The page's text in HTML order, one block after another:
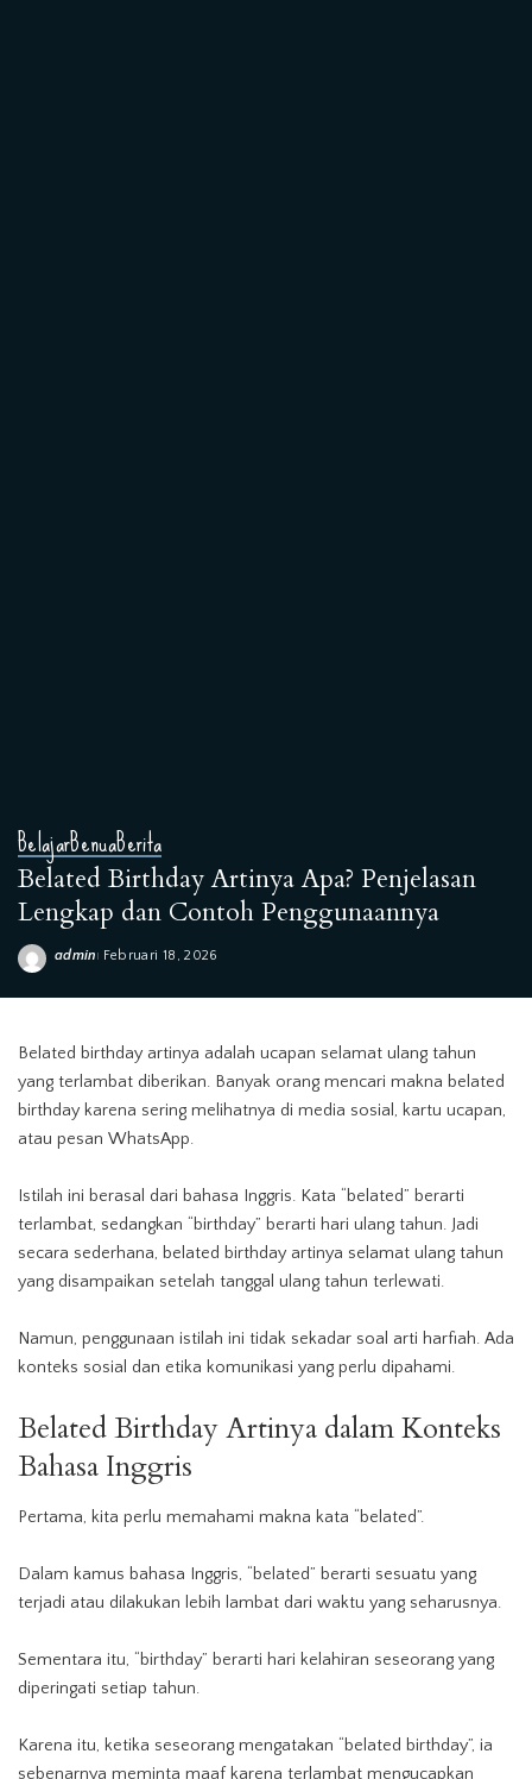
BelajarBenuaBerita
Belated Birthday Artinya Apa? Penjelasan
Lengkap dan Contoh Penggunaannya
Posted
admin Februari 18, 2026
Belated birthday artinya adalah ucapan selamat ulang tahun
yang terlambat diberikan. Banyak orang mencari makna belated
birthday karena sering melihatnya di media sosial, kartu ucapan,
atau pesan WhatsApp.
Istilah ini berasal dari bahasa Inggris. Kata “belated” berarti
terlambat, sedangkan “birthday” berarti hari ulang tahun. Jadi
secara sederhana, belated birthday artinya selamat ulang tahun
yang disampaikan setelah tanggal ulang tahun terlewati.
Namun, penggunaan istilah ini tidak sekadar soal arti harfiah. Ada
konteks sosial dan etika komunikasi yang perlu dipahami.
Belated BirthdayArtinya dalam Konteks
Bahasa Inggris
Pertama, kita perlu memahami makna kata “belated”.
Dalam kamus bahasa Inggris, “belated” berarti sesuatu yang
terjadi atau dilakukan lebih lambat dari waktu yang seharusnya.
Sementara itu, “birthday” berarti hari kelahiran seseorang yang
diperingati setiap tahun.
Karena itu, ketika seseorang mengatakan “belated birthday”, ia
sebenarnya meminta maaf karena terlambat mengucapkan